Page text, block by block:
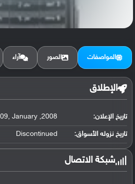
المواصفات الصور آراء
الإطلاق
تاريخ الإعلان: 2008, November. Released 2009, January
تاريخ نزوله الأسواق: Discontinued
شبكة الاتصال